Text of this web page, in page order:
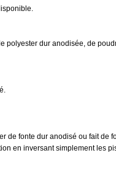
polyester dur anodisée, de
de fonte dur anodisé ou fait de
en inversant simplement les